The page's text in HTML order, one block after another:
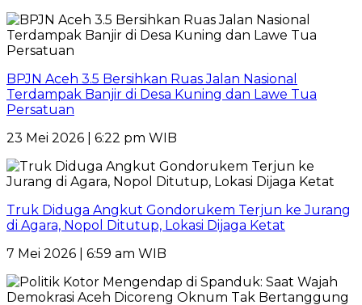
BPJN Aceh 3.5 Bersihkan Ruas Jalan Nasional
Terdampak Banjir di Desa Kuning dan Lawe Tua
Persatuan
23 Mei 2026 | 6:22 pm WIB
Truk Diduga Angkut Gondorukem Terjun ke Jurang
di Agara, Nopol Ditutup, Lokasi Dijaga Ketat
7 Mei 2026 | 6:59 am WIB